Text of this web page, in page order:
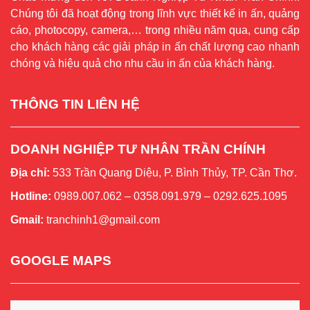
Chúng tôi đã hoạt động trong lĩnh vực thiết kế in ấn, quảng
cáo, photocopy, camera,… trong nhiều năm qua, cung cấp
cho khách hàng các giải pháp in ấn chất lượng cao nhanh
chóng và hiệu quả cho nhu cầu in ấn của khách hàng.
THÔNG TIN LIÊN HỆ
DOANH NGHIỆP TƯ NHÂN TRẦN CHÍNH
Địa chỉ: 533 Trần Quang Diệu, P. Bình Thủy, TP. Cần Thơ.
Hotline: 0989.007.062 – 0358.091.979 – 0292.625.1095
Gmail: tranchinh1@gmail.com
GOOGLE MAPS